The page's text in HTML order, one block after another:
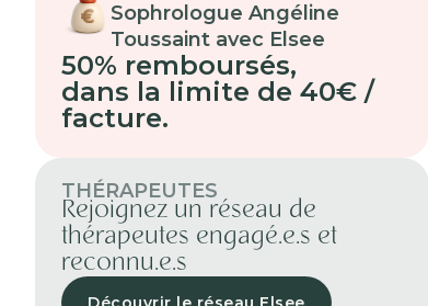
Sophrologue Angéline
Toussaint avec Elsee
50% remboursés,
dans la limite de 40€ /
facture.
THÉRAPEUTES
Rejoignez un réseau de
thérapeutes engagé.e.s et
reconnu.e.s